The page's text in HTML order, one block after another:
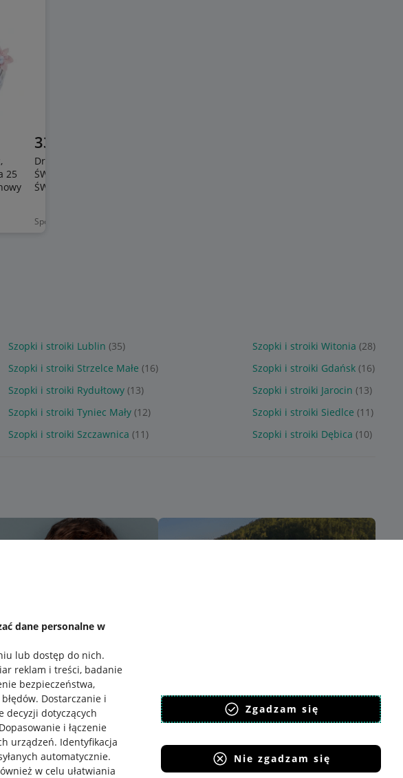
dane personalne w
lub dostęp do nich.
reklam i treści, badanie
bezpieczeństwa,
. Dostarczanie i
decyzji dotyczących
Dopasowanie i łączenie
urządzeń. Identyfikacja
automatycznie.
w celu ułatwiania
Zgadzam się
Nie zgadzam się
25
Sponsorowane
33
Drzewko GAŁĄZKI
ŚWIECĄCE LED OZDOBA
ŚWIĄTECZNA 120 cm
Szopki i stroiki Lublin (35) Szopki i stroiki Witonia (28)
Szopki i stroiki Strzelce Małe (16) Szopki i stroiki Gdańsk (16)
Szopki i stroiki Rydułtowy (13) Szopki i stroiki Jarocin (13)
Szopki i stroiki Tyniec Mały (12) Szopki i stroiki Siedlce (11)
Szopki i stroiki Szczawnica (11) Szopki i stroiki Dębica (10)